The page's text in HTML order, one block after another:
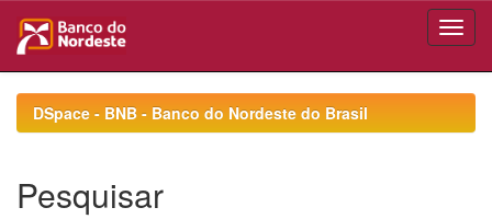
navigationDSpace - BNB - Banco do Nordeste do Brasil
Pesquisar